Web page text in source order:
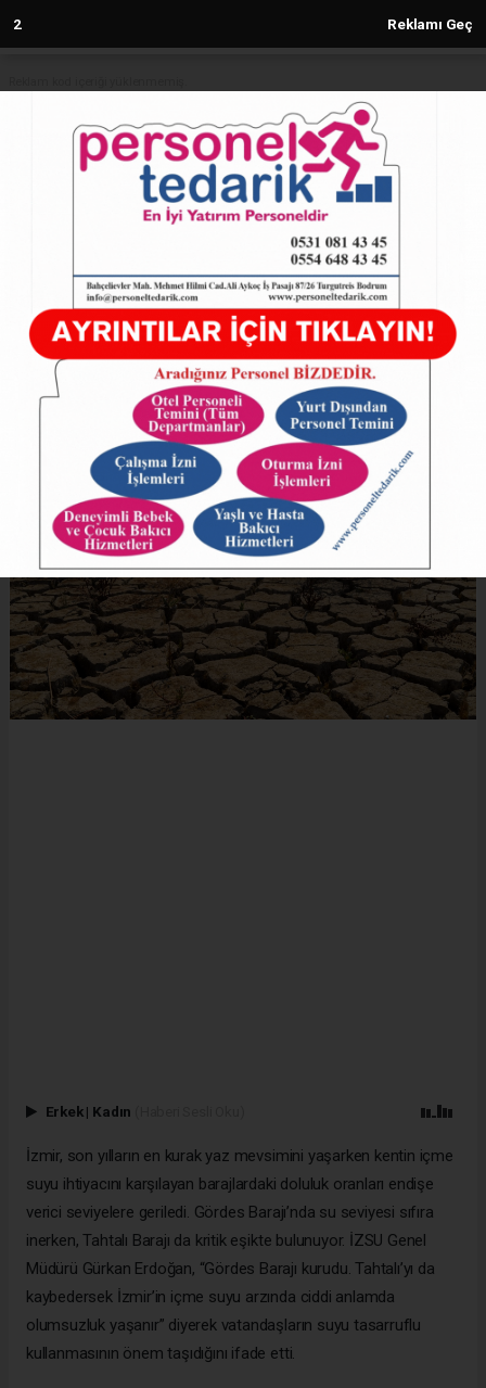
1 Reklamı Geç
Anasayfa
İZSU vatandaşları su tasarrufuna
davet ediyor
24.07.2025 - 10:52, Güncelleme: 24.07.2025 - 10:52
4882+ kez okundu.
ABONE OL
Erkek | Kadın
İzmir, son yılların en kurak yaz mevsimini yaşarken kentin içme
suyu ihtiyacını karşılayan barajlardaki doluluk oranları endişe
verici seviyelere geriledi. Gördes Barajı’nda su seviyesi sıfıra
inerken, Tahtalı Barajı da kritik eşikte bulunuyor. İZSU Genel
Müdürü Gürkan Erdoğan, “Gördes Barajı kurudu. Tahtalı’yı da
kaybedersek İzmir’in içme suyu arzında ciddi anlamda
olumsuzluk yaşanır” diyerek vatandaşların suyu tasarruflu
kullanmasının önem taşıdığını ifade etti.